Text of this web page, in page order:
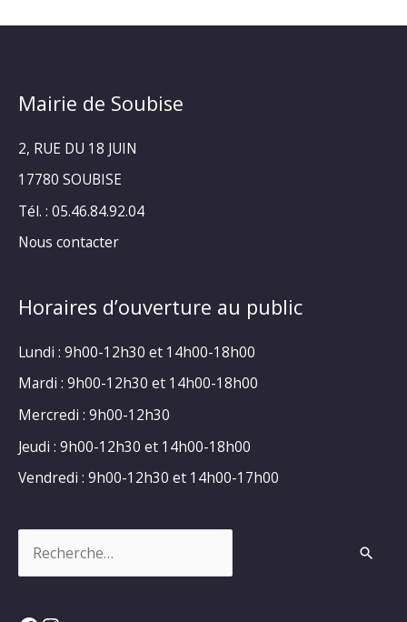
Mairie de Soubise
2, RUE DU 18 JUIN
17780 SOUBISE
Tél. : 05.46.84.92.04
Nous contacter
Horaires d’ouverture au public
Lundi : 9h00-12h30 et 14h00-18h00
Mardi : 9h00-12h30 et 14h00-18h00
Mercredi : 9h00-12h30
Jeudi : 9h00-12h30 et 14h00-18h00
Vendredi : 9h00-12h30 et 14h00-17h00